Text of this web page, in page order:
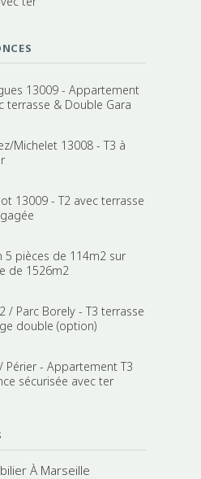
13009 - Appartement
terrasse & Double Gara
Michelet 13008 - T3 à
13009 - T2 avec terrasse
5 pièces de 114m2 sur
de 1526m2
/ Parc Borely - T3 terrasse
double (option)
Périer - Appartement T3
sécurisée avec ter
À Marseille